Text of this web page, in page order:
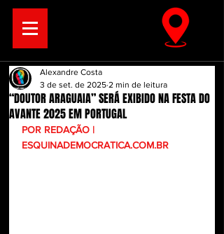
“DOUTOR ARAGUAIA” SERÁ EXIBIDO NA FESTA DO
AVANTE 2025 EM PORTUGAL
Alexandre Costa
3 de set. de 2025 2 min de leitura
POR REDAÇÃO |
ESQUINADEMOCRATICA.COM.BR